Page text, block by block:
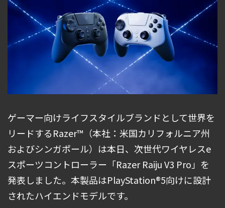
ゲーマー向けライフスタイルブランドとして世界を
リードするRazer™（本社：米国カリフォルニア州
およびシンガポール）は本日、次世代ワイヤレスe
スポーツコントローラー「Razer Raiju V3 Pro」を
発表しました。本製品はPlayStation®5向けに設計
されたハイエンドモデルです。